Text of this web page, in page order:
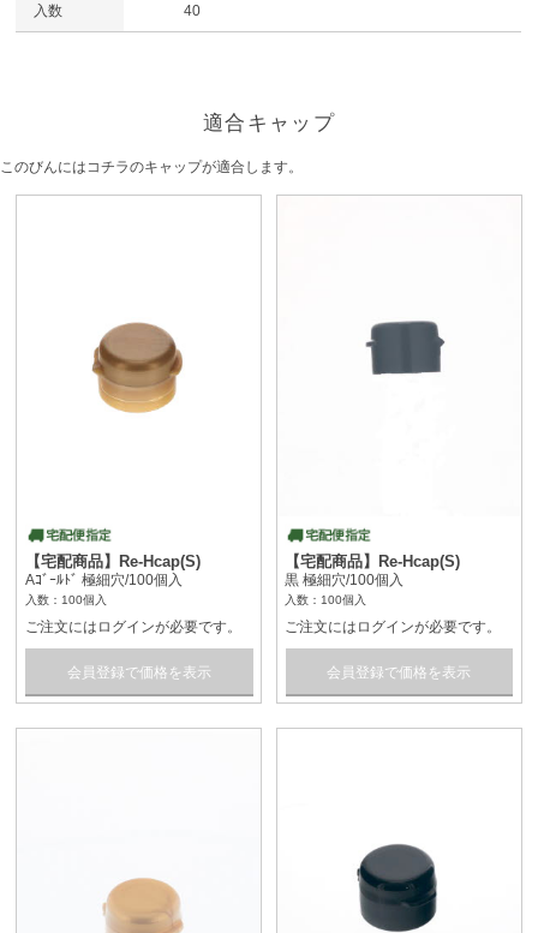
入数 40
適合キャップ
このびんにはコチラのキャップが適合します。
【宅配商品】Re-Hcap(S)
Aｺﾞｰﾙﾄﾞ 極細穴/100個入
入数：100個入
ご注文にはログインが必要です。
会員登録で価格を表示
【宅配商品】Re-Hcap(S)
黒 極細穴/100個入
入数：100個入
ご注文にはログインが必要です。
会員登録で価格を表示